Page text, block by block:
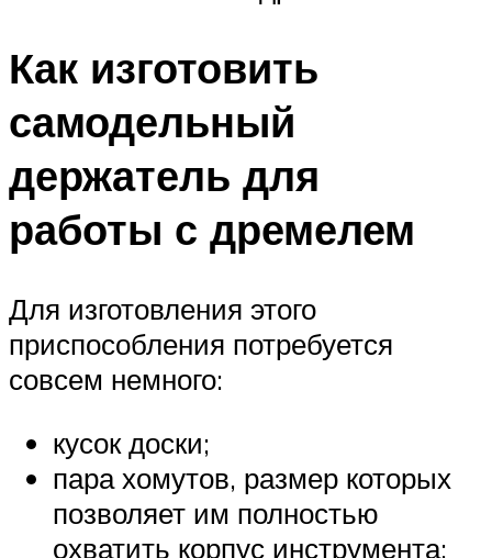
Как изготовить
самодельный
держатель для
работы с дремелем
Для изготовления этого
приспособления потребуется
совсем немного:
кусок доски;
пара хомутов, размер которых
позволяет им полностью
охватить корпус инструмента;